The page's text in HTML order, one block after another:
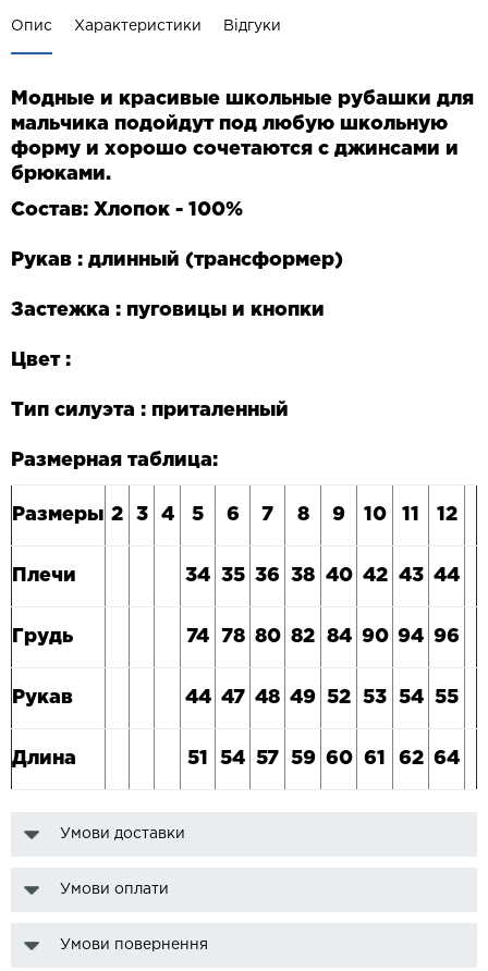
Опис Характеристики Відгуки
Модные и красивые школьные рубашки для
мальчика подойдут под любую школьную
форму и хорошо сочетаются с джинсами и
брюками.
Состав: Хлопок - 100%
Рукав : длинный (трансформер)
Застежка : пуговицы и кнопки
Цвет :
Тип силуэта : приталенный
Размерная таблица:
Размеры 2 3 4 5 6 7 8 9 10 11 12
Плечи 34 35 36 38 40 42 43 44
Грудь 74 78 80 82 84 90 94 96
Рукав 44 47 48 49 52 53 54 55
Длина 51 54 57 59 60 61 62 64
Умови доставки
Умови оплати
Умови повернення